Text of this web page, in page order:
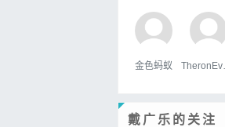
金色蚂蚁
戴广乐的关注